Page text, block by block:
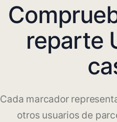
reparte
Cada marcador
otros usuarios de